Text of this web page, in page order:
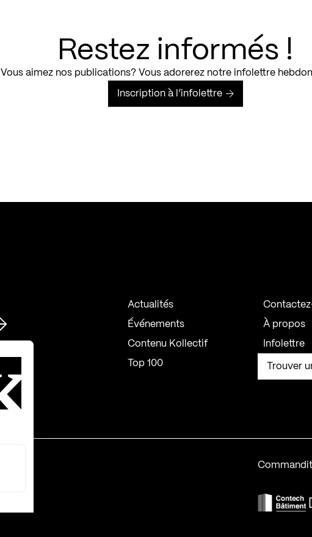
Restez informés !
Vous aimez nos publications? Vous adorerez notre infolettre
Inscription à l’infolettre
Actualités
Événements
Contenu Kollectif
Top 100
À propos
Infolettre
Trouver